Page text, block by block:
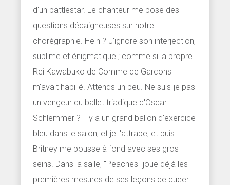
d'un battlestar. Le chanteur me pose des
questions dédaigneuses sur notre
chorégraphie. Hein ? J'ignore son interjection,
sublime et énigmatique ; comme si la propre
Rei Kawabuko de Comme de Garcons
m'avait habillé. Attends un peu. Ne suis-je pas
un vengeur du ballet triadique d'Oscar
Schlemmer ? Il y a un grand ballon d'exercice
bleu dans le salon, et je l'attrape, et puis...
Britney me pousse à fond avec ses gros
seins. Dans la salle, "Peaches" joue déjà les
premières mesures de ses leçons de queer